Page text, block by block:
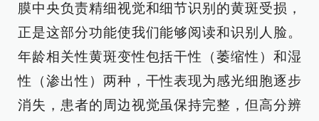
膜中央负责精细视觉和细节识别的黄斑受损，
正是这部分功能使我们能够阅读和识别人脸。
年龄相关性黄斑变性包括干性（萎缩性）和湿
性（渗出性）两种，干性表现为感光细胞逐步
消失，患者的周边视觉虽保持完整，但高分辨